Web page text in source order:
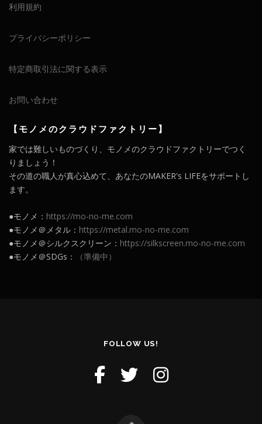
利用規約
プライバシーポリシー
特定商取引法に関する表示
お問い合わせ
【モノメのクラウドファクトリー】
家では難しいものづくり、モノメのクラウドファクトリーでつく
りましょう！
その道の職人が真心込めて、あなたのMAKER's LIFEをサポートし
ます。
●モノメ： https://mo-no-me.com
●モノメ＠メタル： https://metal.mo-no-me.com
●モノメ＠シルクスクリーン： https://silkscreen.mo-no-me.com
●モノメ＠SDGs：
（準備中）
FOLLOW US!